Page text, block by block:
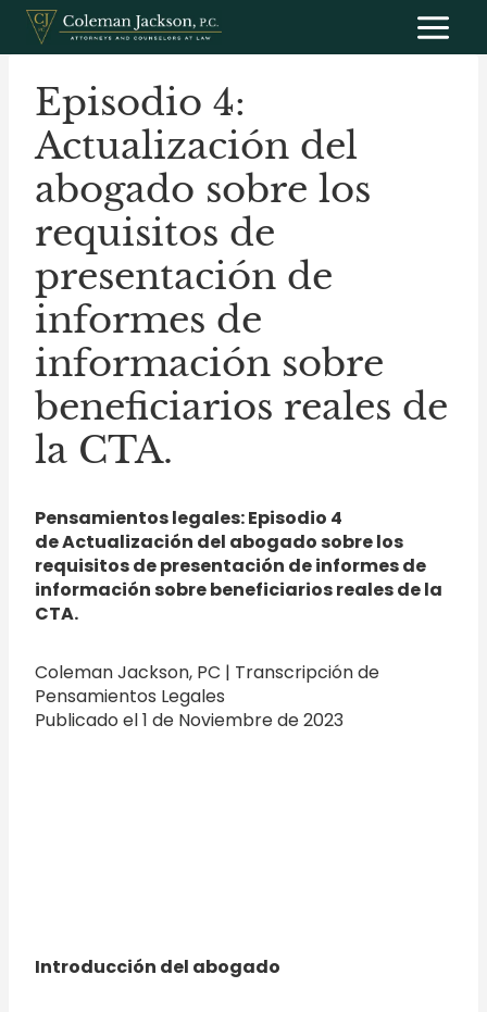
Saltar
contenido
Episodio 4:
Actualización del
abogado sobre los
requisitos de
presentación de
informes de
información sobre
beneficiarios reales de
la CTA.
Pensamientos legales: Episodio 4
de Actualización del abogado sobre los
requisitos de presentación de informes de
información sobre beneficiarios reales de la
CTA.
Coleman Jackson, PC | Transcripción de
Pensamientos Legales
Publicado el 1 de Noviembre de 2023
Introducción del abogado